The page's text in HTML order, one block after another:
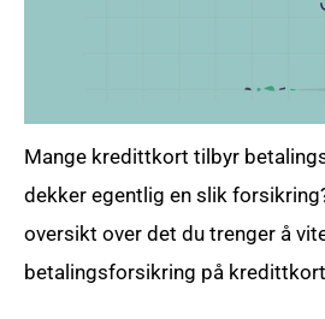
Mange kredittkort tilbyr
dekker egentlig en slik
oversikt over det du trenger å
betalingsforsikring på